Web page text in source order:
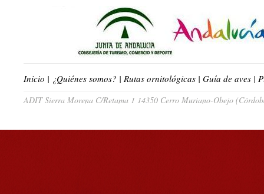
Inicio | ¿Quiénes somos? | Rutas ornitológicas | Guía de aves |
ADIT Sierra Morena C/Retama 1 14350 Cerro Muriano-Obejo